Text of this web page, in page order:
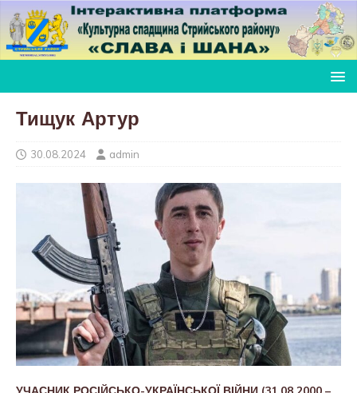
Тищук Артур
30.08.2024 admin